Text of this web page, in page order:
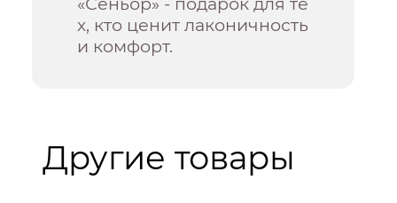
х, кто ценит лаконичность
и комфорт.
Другие товары